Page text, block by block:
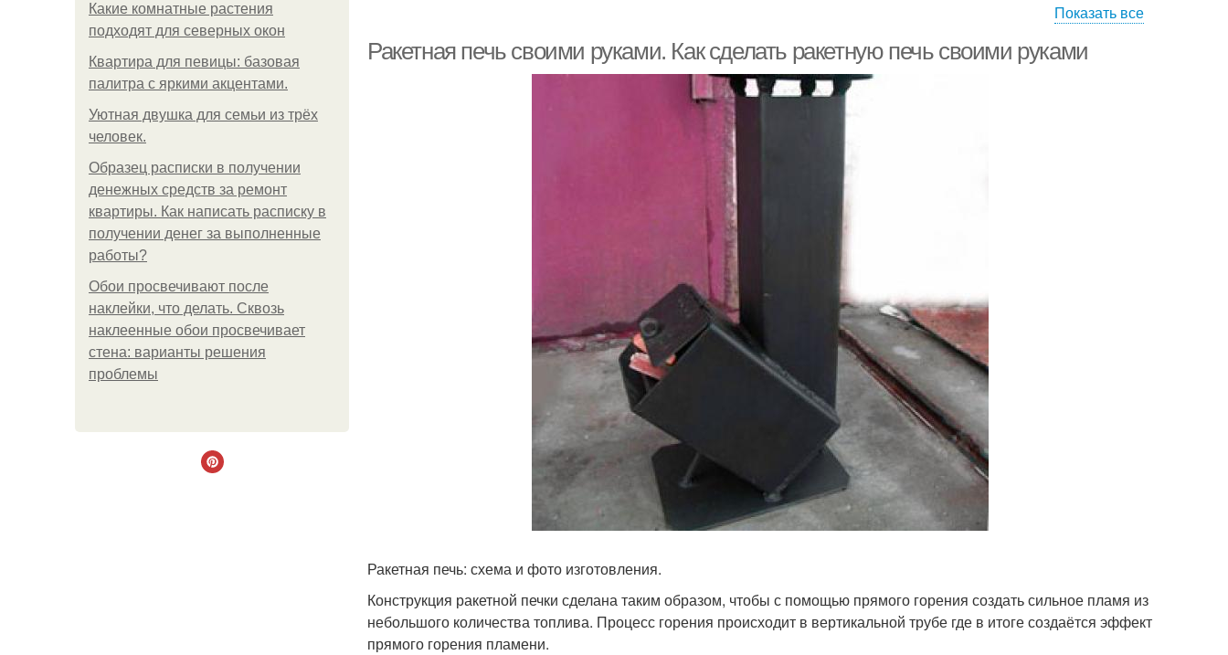
Какие комнатные растения
подходят для северных окон
Квартира для певицы: базовая
палитра с яркими акцентами.
Уютная двушка для семьи из трёх
человек.
Образец расписки в получении
денежных средств за ремонт
квартиры. Как написать расписку в
получении денег за выполненные
работы?
Обои просвечивают после
наклейки, что делать. Сквозь
наклеенные обои просвечивает
стена: варианты решения
проблемы
Показать все
Ракетная печь своими руками. Как сделать ракетную печь своими руками
Ракетная печь: схема и фото изготовления.
Конструкция ракетной печки сделана таким образом, чтобы с помощью прямого горения создать сильное пламя из
небольшого количества топлива. Процесс горения происходит в вертикальной трубе где в итоге создаётся эффект
прямого горения пламени.